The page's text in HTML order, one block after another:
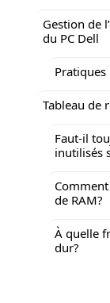
Gestion de
du PC Dell
Tableau de
Faut-il
inutilisés
de RAM?
À quelle
dur?